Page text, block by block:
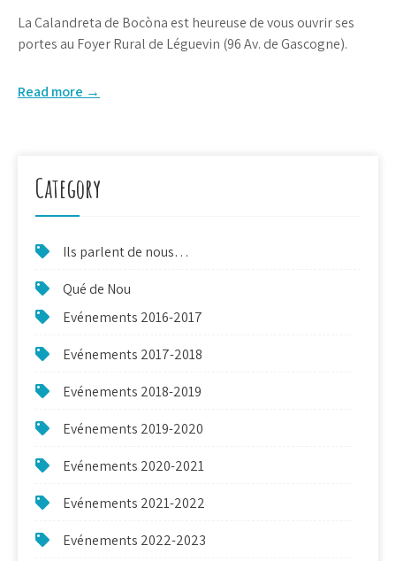
La Calandreta de Bocòna est heureuse de vous ouvrir ses
portes au Foyer Rural de Léguevin (96 Av. de Gascogne).
Read more →
Category
Ils parlent de nous…
Qué de Nou
Evénements 2016-2017
Evénements 2017-2018
Evénements 2018-2019
Evénements 2019-2020
Evénements 2020-2021
Evénements 2021-2022
Evénements 2022-2023